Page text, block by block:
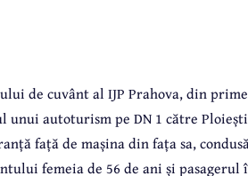
de cuvânt al IJP Prahova, din
unui autoturism pe DN 1 către
față de mașina din fața sa,
femeia de 56 de ani și